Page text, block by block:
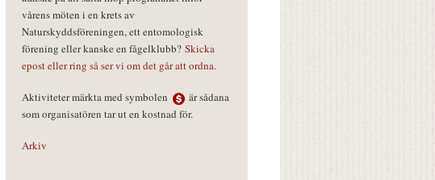
vårens möten i en krets av
Naturskyddsföreningen, ett entomologisk
förening eller kanske en fågelklubb? Skicka
epost eller ring så ser vi om det går att ordna.
Aktiviteter märkta med symbolen
är sådana
som organisatören tar ut en kostnad för.
Arkiv